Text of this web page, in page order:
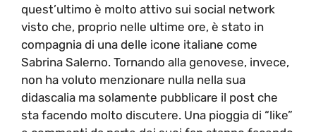
quest’ultimo è molto attivo sui social network
visto che, proprio nelle ultime ore, è stato in
compagnia di una delle icone italiane come
Sabrina Salerno. Tornando alla genovese, invece,
non ha voluto menzionare nulla nella sua
didascalia ma solamente pubblicare il post che
sta facendo molto discutere. Una pioggia di “like”